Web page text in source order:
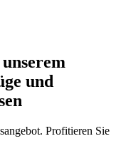
und
Profitieren Sie